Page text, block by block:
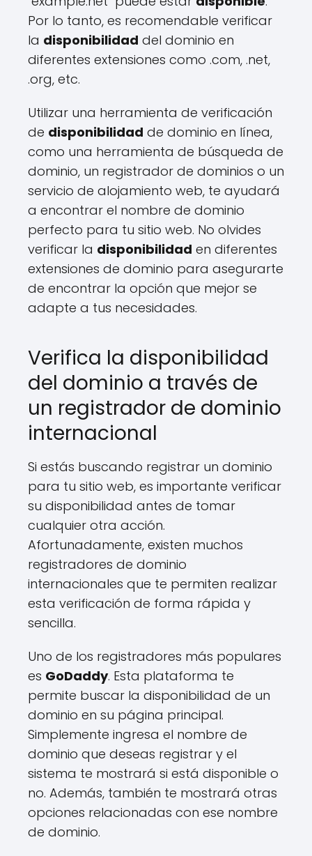
Por lo tanto, es recomendable verificar
la disponibilidad del dominio en
diferentes extensiones como .com, .net,
.org, etc.
Utilizar una herramienta de verificación
de disponibilidad de dominio en línea,
como una herramienta de búsqueda de
dominio, un registrador de dominios o un
servicio de alojamiento web, te ayudará
a encontrar el nombre de dominio
perfecto para tu sitio web. No olvides
verificar la disponibilidad en diferentes
extensiones de dominio para asegurarte
de encontrar la opción que mejor se
adapte a tus necesidades.
Verifica la disponibilidad
del dominio a través de
un registrador de dominio
internacional
Si estás buscando registrar un dominio
para tu sitio web, es importante verificar
su disponibilidad antes de tomar
cualquier otra acción.
Afortunadamente, existen muchos
registradores de dominio
internacionales que te permiten realizar
esta verificación de forma rápida y
sencilla.
Uno de los registradores más populares
es GoDaddy. Esta plataforma te
permite buscar la disponibilidad de un
dominio en su página principal.
Simplemente ingresa el nombre de
dominio que deseas registrar y el
sistema te mostrará si está disponible o
no. Además, también te mostrará otras
opciones relacionadas con ese nombre
de dominio.